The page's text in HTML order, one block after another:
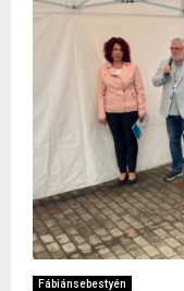
Fábiánsebestyén